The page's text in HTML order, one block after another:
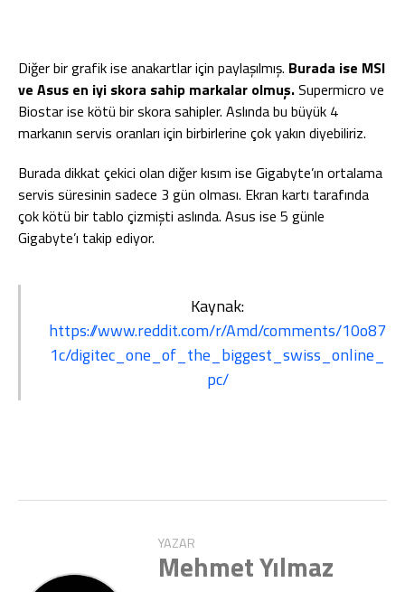
Diğer bir grafik ise anakartlar için paylaşılmış. Burada ise MSI
ve Asus en iyi skora sahip markalar olmuş.Supermicro ve
Biostar ise kötü bir skora sahipler. Aslında bu büyük 4
markanın servis oranları için birbirlerine çok yakın diyebiliriz.
Burada dikkat çekici olan diğer kısım ise Gigabyte’ın ortalama
servis süresinin sadece 3 gün olması. Ekran kartı tarafında
çok kötü bir tablo çizmişti aslında. Asus ise 5 günle
Gigabyte’ı takip ediyor.
Kaynak:
https://www.reddit.com/r/Amd/comments/10o87
1c/digitec_one_of_the_biggest_swiss_online_
pc/
YAZAR
Mehmet Yılmaz